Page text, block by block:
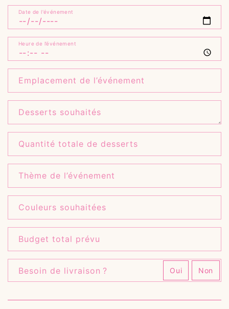
Date de l'événement
Heure de l’événement
Emplacement de l’événement
Desserts souhaités
Quantité totale de desserts
Thème de l’événement
Couleurs souhaitées
Budget total prévu
Besoin de livraison ? Oui Non